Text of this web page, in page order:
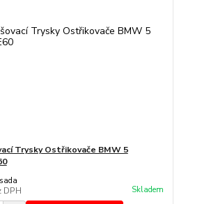
Trysky Ostřikovače BMW 5
DPH Skladem